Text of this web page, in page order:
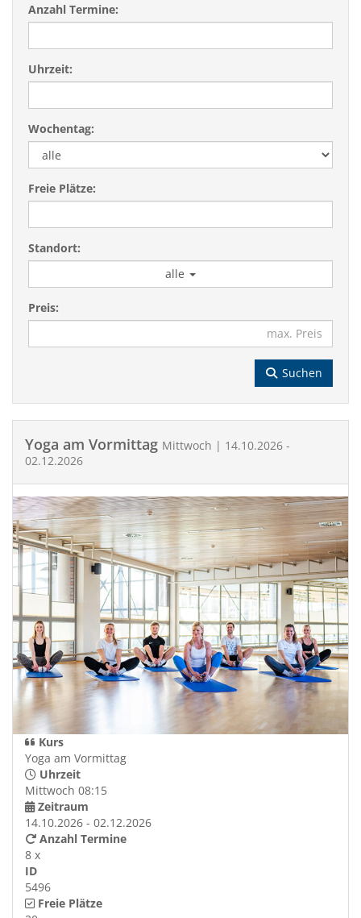
Anzahl Termine:
Uhrzeit:
Wochentag:
Freie Plätze:
Standort:
alle
Preis:
Suchen
Yoga am Vormittag Mittwoch | 14.10.2026 -
02.12.2026
Kurs
Yoga am Vormittag
Uhrzeit
Mittwoch 08:15
Zeitraum
14.10.2026 - 02.12.2026
Anzahl Termine
8 x
ID
5496
Freie Plätze